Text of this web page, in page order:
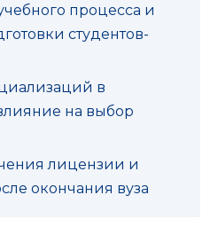
процесса и
студентов-
в
на выбор
лицензии и
окончания вуза